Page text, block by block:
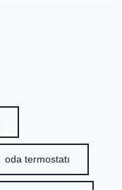
oda termostatı